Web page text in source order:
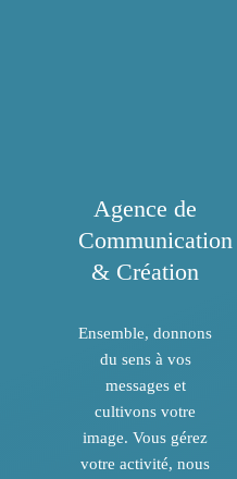
Agence de
Communication
& Création
Ensemble, donnons
du sens à vos
messages et
cultivons votre
image. Vous gérez
votre activité, nous